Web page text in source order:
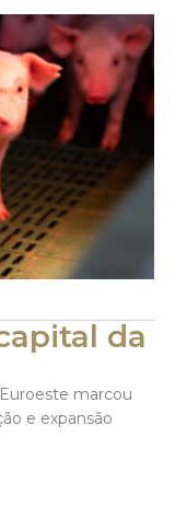
da
marcou
e expansão